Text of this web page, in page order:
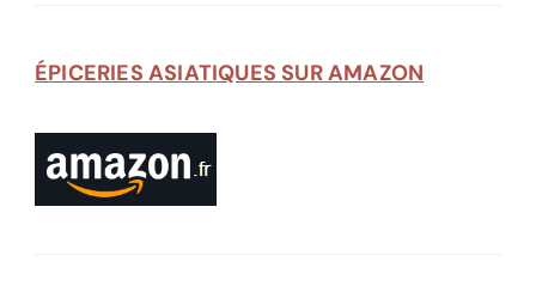
ÉPICERIES ASIATIQUES SUR AMAZON